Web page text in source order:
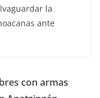
la
ante
con armas